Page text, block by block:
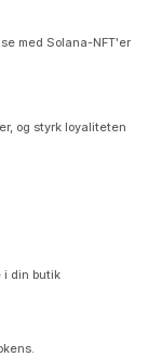
med Solana-NFT'er
og styrk loyaliteten
i din butik